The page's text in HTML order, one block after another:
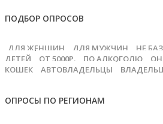
ПОДБОР ОПРОСОВ
ДЛЯ ЖЕНЩИН ДЛЯ МУЖЧИН НЕ
ДЕТЕЙ
ОТ 5000Р. ПО АЛКОГОЛЮ
КОШЕК
АВТОВЛАДЕЛЬЦЫ
ОПРОСЫ ПО РЕГИОНАМ